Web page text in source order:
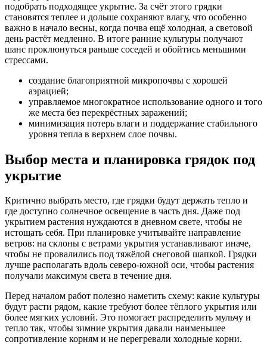
подобрать подходящее укрытие. За счёт этого грядки
становятся теплее и дольше сохраняют влагу, что особенно
важно в начало весны, когда почва ещё холодная, а световой
день растёт медленно. В итоге ранние культуры получают
шанс проклюнуться раньше соседей и обойтись меньшими
стрессами.
создание благоприятной микропочвы с хорошей
аэрацией;
управляемое многократное использование одного и того
же места без перекрёстных заражений;
минимизация потерь влаги и поддержание стабильного
уровня тепла в верхнем слое почвы.
Выбор места и планировка грядок под
укрытие
Критично выбрать место, где грядки будут держать тепло и
где доступно солнечное освещение в часть дня. Даже под
укрытием растения нуждаются в дневном свете, чтобы не
истощать себя. При планировке учитывайте направление
ветров: на склоны с ветрами укрытия устанавливают иначе,
чтобы не провалились под тяжёлой снеговой шапкой. Грядки
лучше располагать вдоль северо-южной оси, чтобы растения
получали максимум света в течение дня.
Перед началом работ полезно наметить схему: какие культуры
будут расти рядом, какие требуют более тёплого укрытия или
более мягких условий. Это помогает распределить мульчу и
тепло так, чтобы зимние укрытия давали наименьшее
сопротивление корням и не перегревали холодные корни.